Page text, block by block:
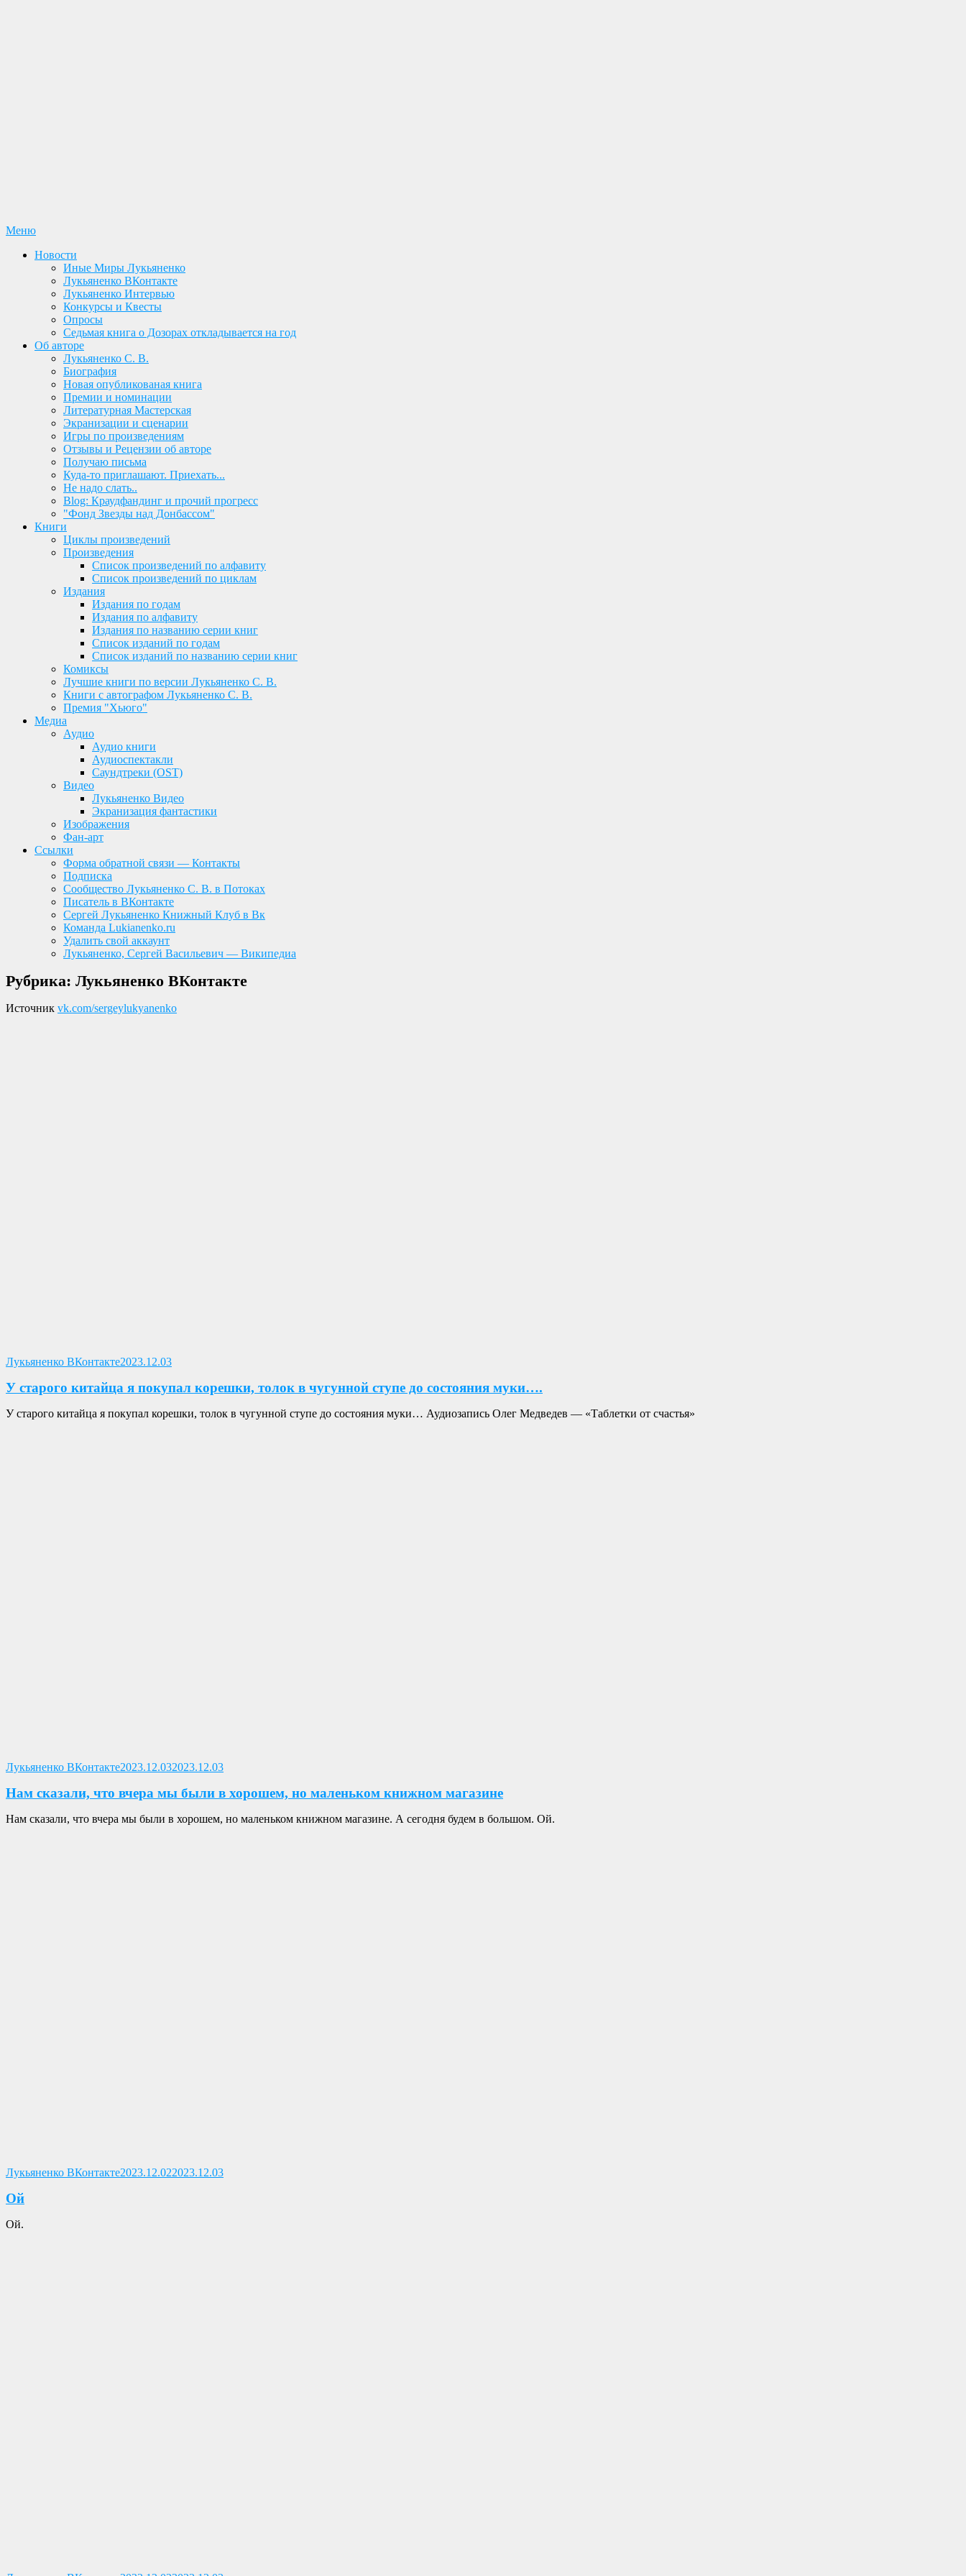
Перейти
содержимому
Меню
Новости
Иные Миры Лукьяненко
Лукьяненко ВКонтакте
Лукьяненко Интервью
Конкурсы и Квесты
Опросы
Седьмая книга о Дозорах откладывается на год
Об авторе
Лукьяненко С. В.
Биография
Новая опубликованая книга
Премии и номинации
Литературная Мастерская
Экранизации и сценарии
Игры по произведениям
Отзывы и Рецензии об авторе
Получаю письма
Куда-то приглашают. Приехать...
Не надо слать..
Blog: Краудфандинг и прочий прогресс
"Фонд Звезды над Донбассом"
Книги
Циклы произведений
Произведения
Список произведений по алфавиту
Список произведений по циклам
Издания
Издания по годам
Издания по алфавиту
Издания по названию серии книг
Список изданий по годам
Список изданий по названию серии книг
Комиксы
Лучшие книги по версии Лукьяненко С. В.
Книги с автографом Лукьяненко С. В.
Премия "Хьюго"
Медиа
Аудио
Аудио книги
Аудиоспектакли
Саундтреки (OST)
Видео
Лукьяненко Видео
Экранизация фантастики
Изображения
Фан-арт
Ссылки
Форма обратной связи — Контакты
Подписка
Сообщество Лукьяненко С. В. в Потоках
Писатель в ВКонтакте
Сергей Лукьяненко Книжный Клуб в Вк
Команда Lukianenko.ru
Удалить свой аккаунт
Лукьяненко, Сергей Васильевич — Википедиа
Рубрика: Лукьяненко ВКонтакте
Источник vk.com/sergeylukyanenko
Лукьяненко ВКонтактеОпубликовано
2023.12.03
У старого китайца я покупал корешки, толок в чугунной ступе до состояния муки….
У старого китайца я покупал корешки, толок в чугунной ступе до состояния муки… Аудиозапись Олег Медведев — «Таблетки от счастья»
Лукьяненко ВКонтактеОпубликовано
2023.12.032023.12.03
Нам сказали, что вчера мы были в хорошем, но маленьком книжном магазине
Нам сказали, что вчера мы были в хорошем, но маленьком книжном магазине. А сегодня будем в большом. Ой.
Лукьяненко ВКонтактеОпубликовано
2023.12.022023.12.03
Ой
Ой.